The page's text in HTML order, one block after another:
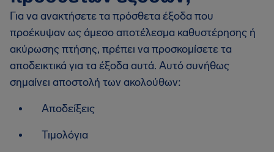
Για να ανακτήσετε τα πρόσθετα έξοδα που
προέκυψαν ως άμεσο αποτέλεσμα καθυστέρησης ή
ακύρωσης πτήσης, πρέπει να προσκομίσετε τα
αποδεικτικά για τα έξοδα αυτά. Αυτό συνήθως
σημαίνει αποστολή των ακολούθων:
Αποδείξεις
Τιμολόγια